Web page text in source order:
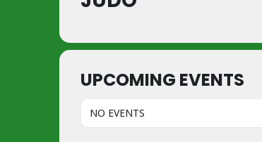
UPCOMING EVENTS
NO EVENTS